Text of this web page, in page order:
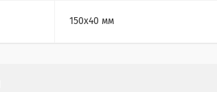
150х40 мм